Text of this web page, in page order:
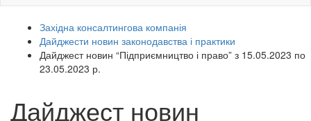
Західна консалтингова компанія
Дайджести новин законодавства і практики
Дайджест новин “Підприємництво і право” з 15.05.2023 по
23.05.2023 р.
Дайджест новин